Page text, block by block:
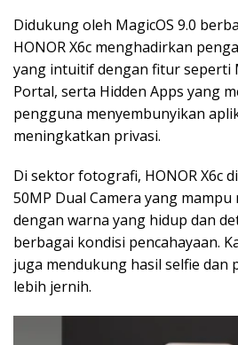
Didukung oleh MagicOS 9.0
HONOR X6c menghadirkan
yang intuitif dengan fitur seperti
Portal, serta Hidden Apps yang
pengguna menyembunyikan
meningkatkan privasi.
Di sektor fotografi, HONOR X6c
50MP Dual Camera yang
dengan warna yang hidup dan
berbagai kondisi pencahayaan.
juga mendukung hasil selfie dan
lebih jernih.